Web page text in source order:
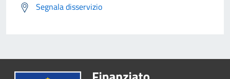
Segnala disservizio